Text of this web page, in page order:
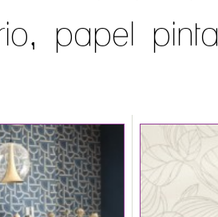
papel